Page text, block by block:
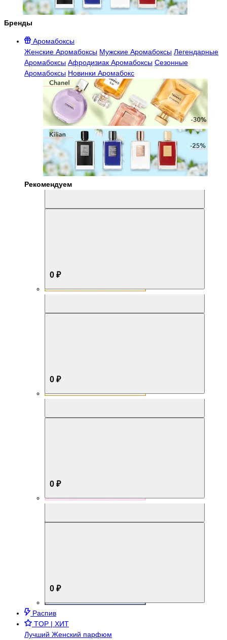
Бренды
Аромабоксы
Женские Аромабоксы Мужские Аромабоксы Легендарные
Аромабоксы Афродизиак Аромабоксы Сезонные
Аромабоксы Новинки Аромабокс
Рекомендуем
0 ₽
0 ₽
0 ₽
0 ₽
Распив
TOP | ХИТ
Лучший Женский парфюм